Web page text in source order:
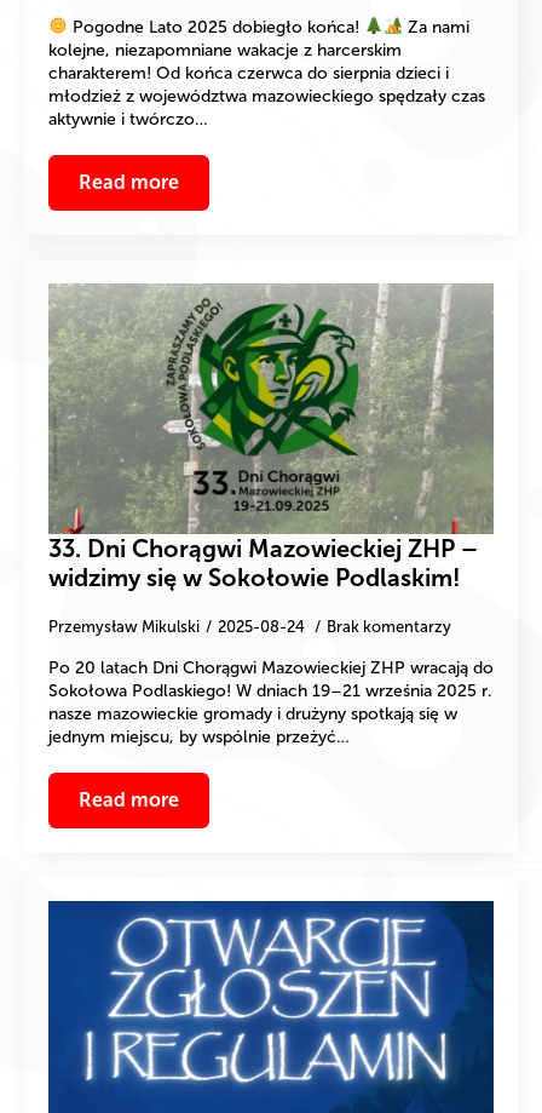
Pogodne Lato 2025 dobiegło końca!
Za nami
kolejne, niezapomniane wakacje z harcerskim
charakterem! Od końca czerwca do sierpnia dzieci i
młodzież z województwa mazowieckiego spędzały czas
aktywnie i twórczo…
Read more
33. Dni Chorągwi Mazowieckiej ZHP –
widzimy się w Sokołowie Podlaskim!
Przemysław Mikulski 2025-08-24 Brak komentarzy
Po 20 latach Dni Chorągwi Mazowieckiej ZHP wracają do
Sokołowa Podlaskiego! W dniach 19–21 września 2025 r.
nasze mazowieckie gromady i drużyny spotkają się w
jednym miejscu, by wspólnie przeżyć…
Read more